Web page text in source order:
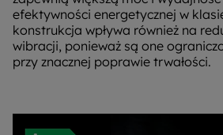
efektywności energetycznej w
konstrukcja wpływa również na
wibracji, ponieważ są one
przy znacznej poprawie trwałości.